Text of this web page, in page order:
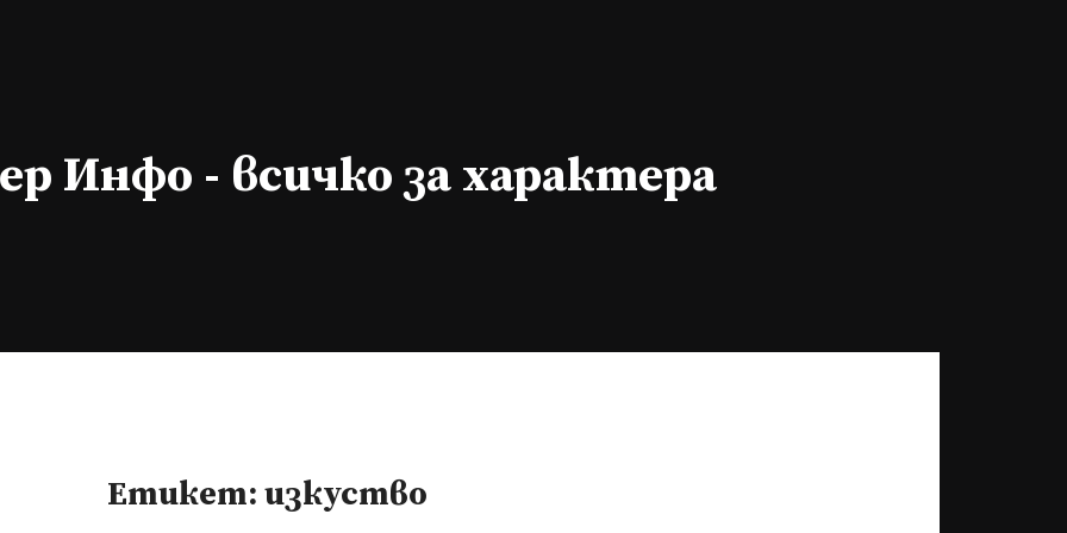
Инфо - всичко за характера
Етикет: изкуство